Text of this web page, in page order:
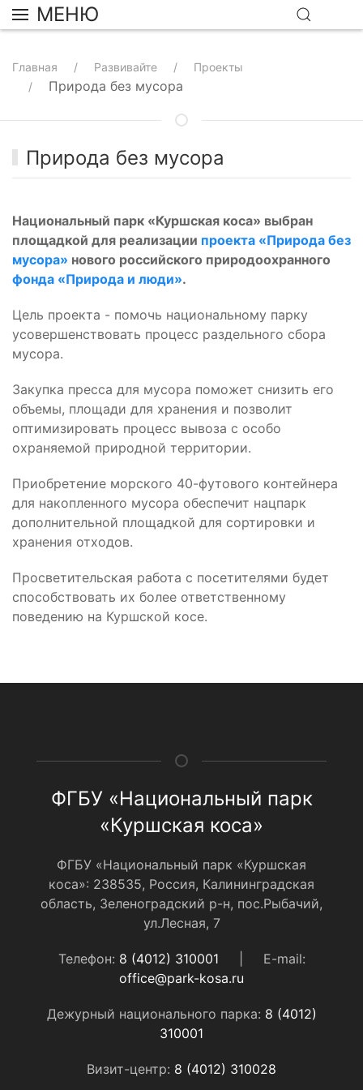
МЕНЮ
Главная Развивайте Проекты
Природа без мусора
Природа без мусора
Национальный парк «Куршская коса» выбран
площадкой для реализации проекта «Природа без
мусора» нового российского природоохранного
фонда «Природа и люди».
Цель проекта - помочь национальному парку
усовершенствовать процесс раздельного сбора
мусора.
Закупка пресса для мусора поможет снизить его
объемы, площади для хранения и позволит
оптимизировать процесс вывоза с особо
охраняемой природной территории.
Приобретение морского 40-футового контейнера
для накопленного мусора обеспечит нацпарк
дополнительной площадкой для сортировки и
хранения отходов.
Просветительская работа с посетителями будет
способствовать их более ответственному
поведению на Куршской косе.
ФГБУ «Национальный парк
«Куршская коса»
ФГБУ «Национальный парк «Куршская
коса»: 238535, Россия, Калининградская
область, Зеленоградский р-н, пос.Рыбачий,
ул.Лесная, 7
Телефон: 8 (4012) 310001
E-mail:
office@park-kosa.ru
Дежурный национального парка: 8 (4012)
310001
Визит-центр: 8 (4012) 310028